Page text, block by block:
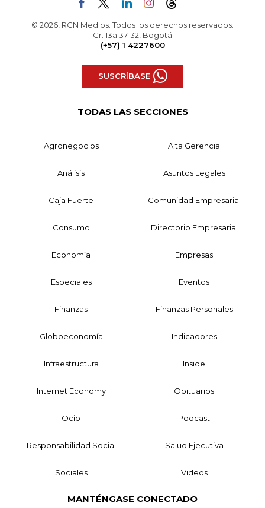
© 2026, RCN Medios. Todos los derechos reservados.
Cr. 13a 37-32, Bogotá
(+57) 1 4227600
SUSCRÍBASE
TODAS LAS SECCIONES
Agronegocios Alta Gerencia
Análisis Asuntos Legales
Caja Fuerte Comunidad Empresarial
Consumo Directorio Empresarial
Economía Empresas
Especiales Eventos
Finanzas Finanzas Personales
Globoeconomía Indicadores
Infraestructura Inside
Internet Economy Obituarios
Ocio Podcast
Responsabilidad Social Salud Ejecutiva
Sociales Videos
MANTÉNGASE CONECTADO